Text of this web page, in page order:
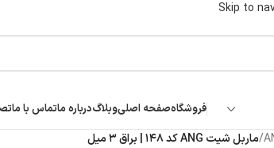
Skip to
فروشگاهصفحه اصلیوبلاگدرباره ماتماس با ما
/ماربل شیت ANG کد ۱۴۸ | براق ۳ میل